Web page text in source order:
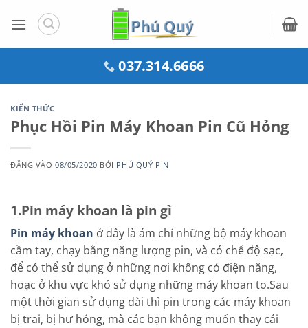
qua
037.314.6666
KIẾN THỨC
Phục Hồi Pin Máy Khoan Pin Cũ Hỏng
ĐĂNG VÀO08/05/2020 BỞI PHÚ QUÝ PIN
1.Pin máy khoan là pin gì
Pin máy khoan ở đây là ám chỉ những bộ máy khoan
cầm tay, chạy bằng năng lượng pin, và có chế độ sạc,
để có thể sử dụng ở những nơi không có điện năng,
hoạc ở khu vực khó sử dụng những máy khoan to.Sau
một thời gian sử dụng dài thì pin trong các máy khoan
bị trai, bị hư hỏng, mà các bạn không muốn thay cái